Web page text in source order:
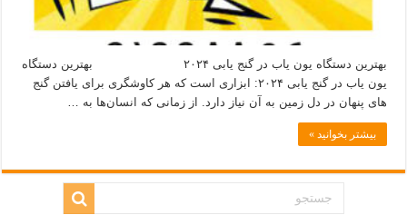
بهترین دستگاه یون‌ یاب در گنج‌ یابی ۲۰۲۴ بهترین دستگاه
یون‌ یاب در گنج‌ یابی ۲۰۲۴: ابزاری است که هر کاوشگری برای یافتن گنج‌
های پنهان در دل زمین به آن نیاز دارد. از زمانی که انسان‌ها به …
بیشتر بخوانید »